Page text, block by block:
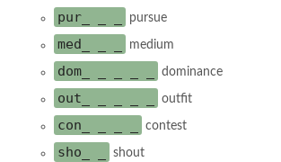
pur_ _ _ pursue
med_ _ _ medium
dom_ _ _ _ _ dominance
out_ _ _ _ _ outfit
con_ _ _ _ contest
sho_ _ shout